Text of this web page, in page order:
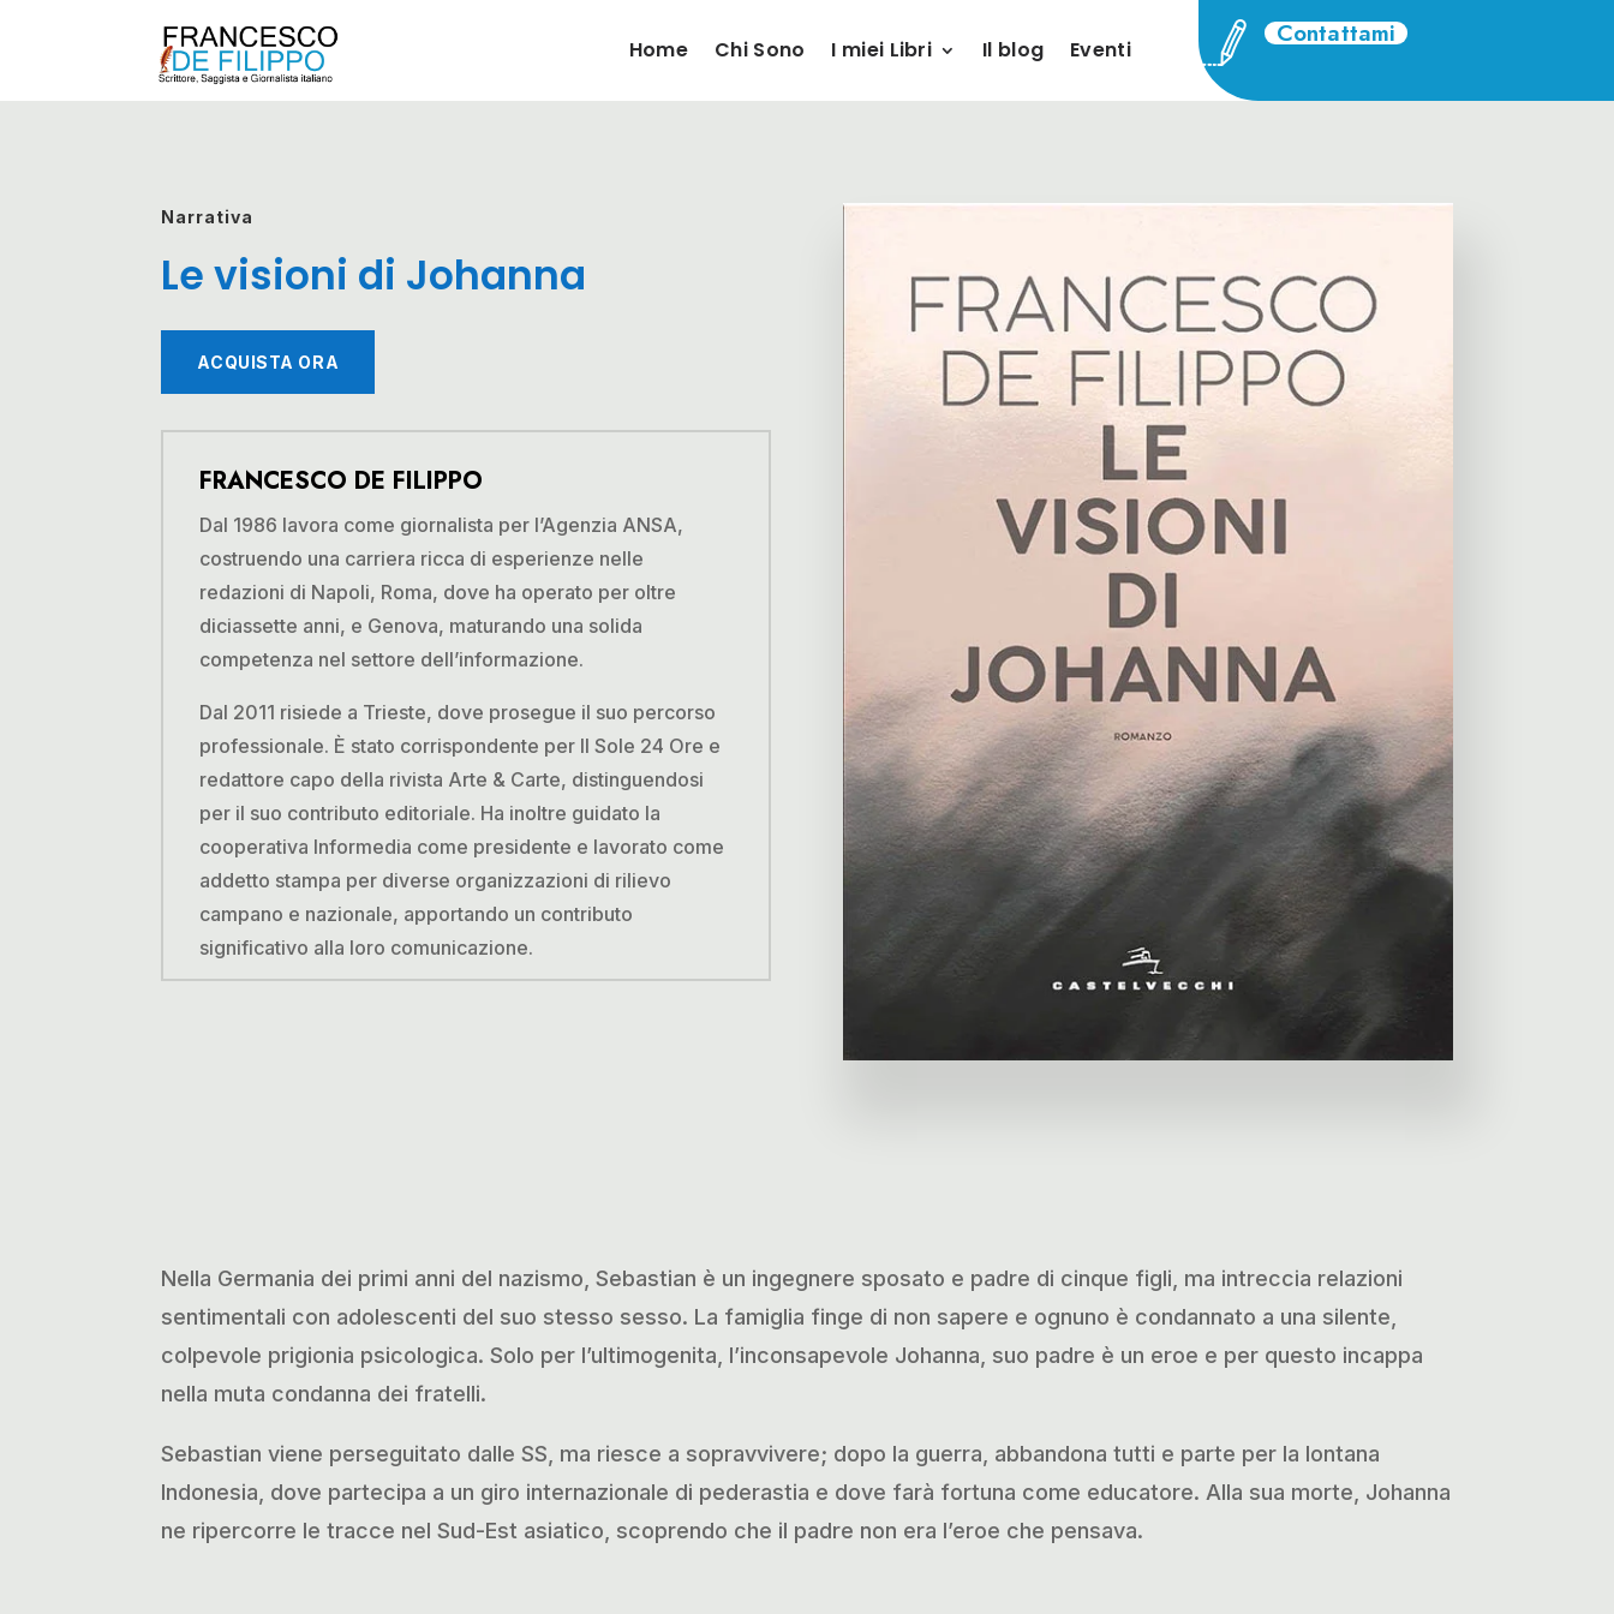
Home Chi Sono I miei Libri Il blog Eventi
Contattami
Narrativa
Le visioni di Johanna
ACQUISTA ORA
FRANCESCO DE FILIPPO
Dal 1986 lavora come giornalista per l’Agenzia ANSA,
costruendo una carriera ricca di esperienze nelle
redazioni di Napoli, Roma, dove ha operato per oltre
diciassette anni, e Genova, maturando una solida
competenza nel settore dell’informazione.
Dal 2011 risiede a Trieste, dove prosegue il suo percorso
professionale. È stato corrispondente per Il Sole 24 Ore e
redattore capo della rivista Arte & Carte, distinguendosi
per il suo contributo editoriale. Ha inoltre guidato la
cooperativa Informedia come presidente e lavorato come
addetto stampa per diverse organizzazioni di rilievo
campano e nazionale, apportando un contributo
significativo alla loro comunicazione.
Nella Germania dei primi anni del nazismo, Sebastian è un ingegnere sposato e padre di cinque figli, ma intreccia relazioni
sentimentali con adolescenti del suo stesso sesso. La famiglia finge di non sapere e ognuno è condannato a una silente,
colpevole prigionia psicologica. Solo per l’ultimogenita, l’inconsapevole Johanna, suo padre è un eroe e per questo incappa
nella muta condanna dei fratelli.
Sebastian viene perseguitato dalle SS, ma riesce a sopravvivere; dopo la guerra, abbandona tutti e parte per la lontana
Indonesia, dove partecipa a un giro internazionale di pederastia e dove farà fortuna come educatore. Alla sua morte, Johanna
ne ripercorre le tracce nel Sud-Est asiatico, scoprendo che il padre non era l’eroe che pensava.